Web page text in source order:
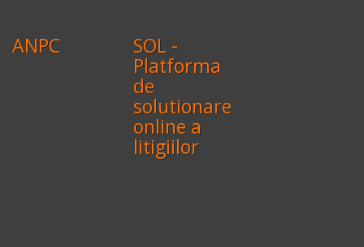
ANPC SOL -
Platforma
de
solutionare
online a
litigiilor